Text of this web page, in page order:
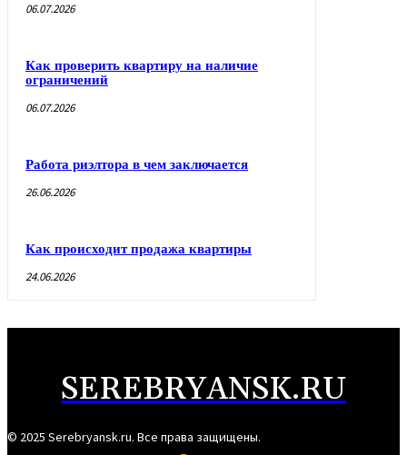
06.07.2026
Как проверить квартиру на наличие
ограничений
06.07.2026
Работа риэлтора в чем заключается
26.06.2026
Как происходит продажа квартиры
24.06.2026
SEREBRYANSK.RU
© 2025 Serebryansk.ru. Все права защищены.